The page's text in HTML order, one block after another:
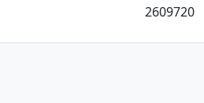
2609720